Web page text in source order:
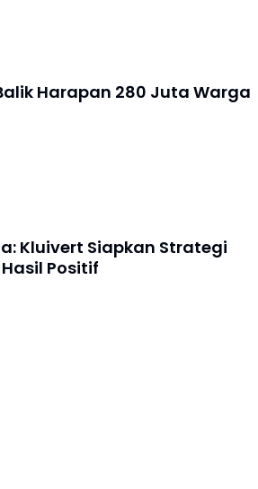
Harapan 280 Juta Warga
Kluivert Siapkan Strategi
Positif